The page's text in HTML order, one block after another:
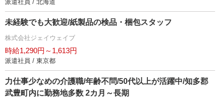
派遣社員 / 北海道
未経験でも大歓迎/紙製品の検品・梱包スタッフ
株式会社ジェイウェイブ
時給1,290円～1,613円
派遣社員 / 東京都
力仕事少なめの介護職/年齢不問/50代以上が活躍中/知多郡
武豊町内に勤務地多数 2カ月～長期